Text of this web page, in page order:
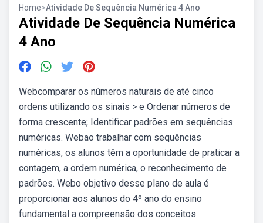
Home>Atividade De Sequência Numérica 4 Ano
Atividade De Sequência Numérica
4 Ano
Webcomparar os números naturais de até cinco
ordens utilizando os sinais > e Ordenar números de
forma crescente; Identificar padrões em sequências
numéricas. Webao trabalhar com sequências
numéricas, os alunos têm a oportunidade de praticar a
contagem, a ordem numérica, o reconhecimento de
padrões. Webo objetivo desse plano de aula é
proporcionar aos alunos do 4º ano do ensino
fundamental a compreensão dos conceitos